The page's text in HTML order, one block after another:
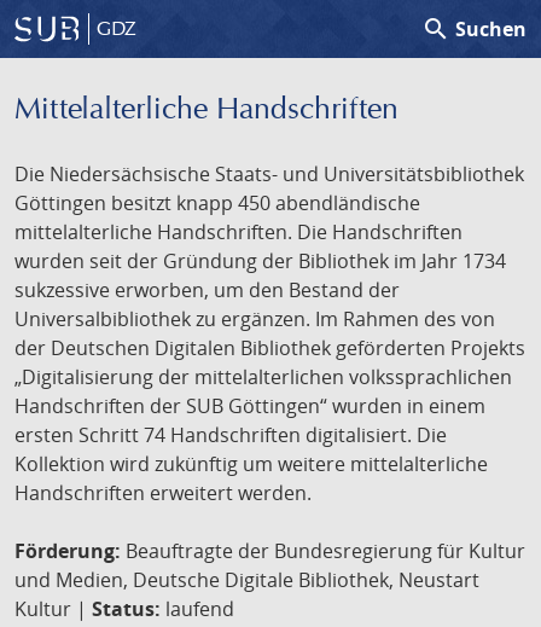
GDZ search Suchen
Mittelalterliche Handschriften
Die Niedersächsische Staats- und Universitätsbibliothek
Göttingen besitzt knapp 450 abendländische
mittelalterliche Handschriften. Die Handschriften
wurden seit der Gründung der Bibliothek im Jahr 1734
sukzessive erworben, um den Bestand der
Universalbibliothek zu ergänzen. Im Rahmen des von
der Deutschen Digitalen Bibliothek geförderten Projekts
„Digitalisierung der mittelalterlichen volkssprachlichen
Handschriften der SUB Göttingen“ wurden in einem
ersten Schritt 74 Handschriften digitalisiert. Die
Kollektion wird zukünftig um weitere mittelalterliche
Handschriften erweitert werden.
Förderung: Beauftragte der Bundesregierung für Kultur
und Medien, Deutsche Digitale Bibliothek, Neustart
Kultur | Status: laufend